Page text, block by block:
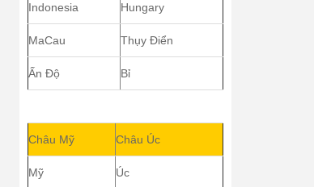
Indonesia Hungary
MaCau Thụy Điển
Ấn Độ Bỉ
Châu Mỹ Châu Úc
Mỹ Úc